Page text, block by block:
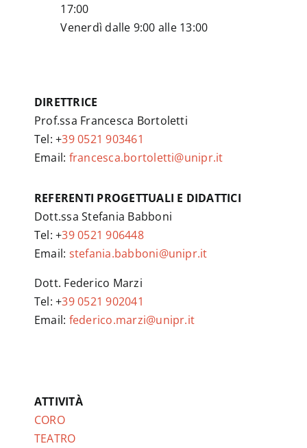
17:00
Venerdì dalle 9:00 alle 13:00
DIRETTRICE
Prof.ssa Francesca Bortoletti
Tel: +39 0521 903461
Email: francesca.bortoletti@unipr.it
REFERENTI PROGETTUALI E DIDATTICI
Dott.ssa Stefania Babboni
Tel: +39 0521 906448
Email: stefania.babboni@unipr.it
Dott. Federico Marzi
Tel: +39 0521 902041
Email: federico.marzi@unipr.it
ATTIVITÀ
CORO
TEATRO